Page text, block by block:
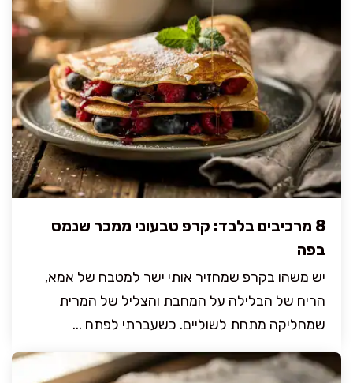
8 מרכיבים בלבד: קרפ טבעוני ממכר שנמס
בפה
יש משהו בקרפ שמחזיר אותי ישר למטבח של אמא,
הריח של הבלילה על המחבת והצליל של המרית
שמחליקה מתחת לשוליים. כשעברתי לפתח ...